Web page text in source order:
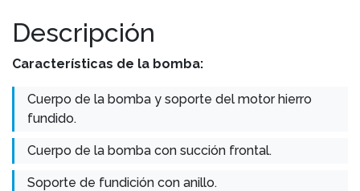
Descripción
Características de la bomba:
Cuerpo de la bomba y soporte del motor hierro
fundido.
Cuerpo de la bomba con succión frontal.
Soporte de fundición con anillo.